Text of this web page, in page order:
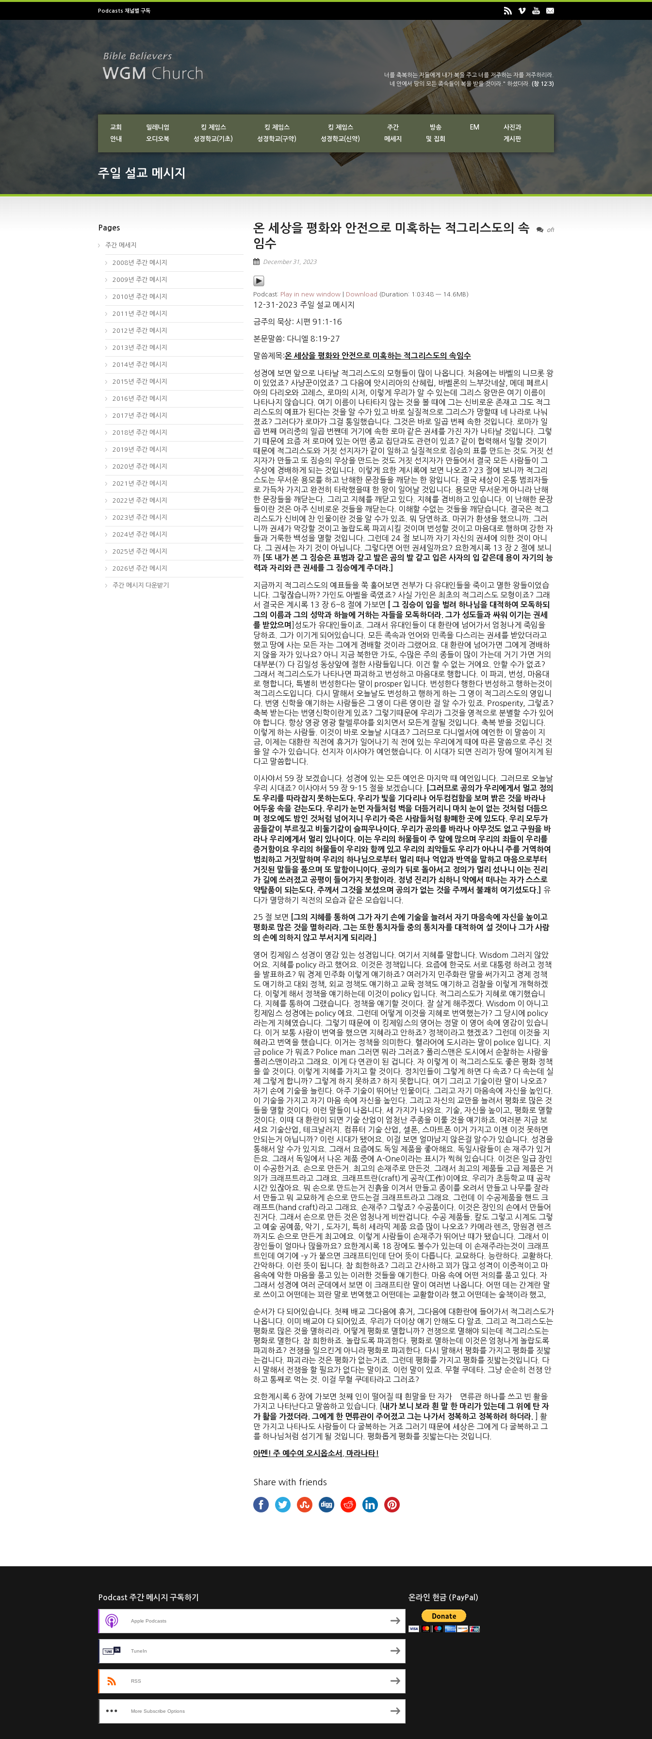
Podcasts 채널별 구독
너를 축복하는 자들에게 내가 복을 주고 너를 저주하는 자를 저주하리라.
네 안에서 땅의 모든 족속들이 복을 받을 것이라." 하셨더라. (창 12:3)
교회
안내
밀레니엄
오디오북
킹 제임스
성경학교(기초)
킹 제임스
성경학교(구약)
킹 제임스
성경학교(신약)
주간
메세지
방송
및 집회
EM
사진과
게시판
주일 설교 메시지
off
온 세상을 평화와 안전으로 미혹하는 적그리스도의 속
임수
December 31, 2023
Podcast: Play in new window Download (Duration: 1:03:48 — 14.6MB)
12-31-2023 주일 설교 메시지
금주의 묵상: 시편 91:1-16
본문말씀: 다니엘 8:19-27
말씀제목:온 세상을 평화와 안전으로 미혹하는 적그리스도의 속임수
성경에 보면 앞으로 나타날 적그리스도의 모형들이 많이 나옵니다. 처음에는 바벨의 니므롯 왕
이 있었죠? 사냥꾼이었죠? 그 다음에 앗시리아의 산헤립, 바벨론의 느부갓네살, 메데 페르시
아의 다리오와 고레스, 로마의 시저, 이렇게 우리가 알 수 있는데 그리스 왕만은 여기 이름이
나타나지 않습니다. 여기 이름이 나타타지 않는 것을 볼 때에 그는 신비로운 존재고 그도 적그
리스도의 예표가 된다는 것을 알 수가 있고 바로 실질적으로 그리스가 망할때 네 나라로 나눠
졌죠? 그러다가 로마가 그걸 통일했습니다. 그것은 바로 일곱 번째 속한 것입니다. 로마가 일
곱 번째 머리중의 일곱 번짼데 거기에 속한 로마 같은 권세를 가진 자가 나타날 것입니다. 그렇
기 때문에 요즘 저 로마에 있는 어떤 종교 집단과도 관련이 있죠? 같이 협력해서 일할 것이기
때문에 적그리스도와 거짓 선지자가 같이 일하고 실질적으로 짐승의 표를 만드는 것도 거짓 선
지자가 만들고 또 짐승의 우상을 만드는 것도 거짓 선지자가 만들어서 결국 모든 사람들이 그
우상에 경배하게 되는 것입니다. 이렇게 요한 계시록에 보면 나오죠? 23 절에 보니까 적그리
스도는 무서운 용모를 하고 난해한 문장들을 깨닫는 한 왕입니다. 결국 세상이 온통 범죄자들
로 가득차 가지고 완전히 타락했을때 한 왕이 일어날 것입니다. 용모만 무서운게 아니라 난해
한 문장들을 깨닫는다. 그리고 지혜를 깨닫고 있다. 지혜를 겸비하고 있습니다. 이 난해한 문장
들이란 것은 아주 신비로운 것들을 깨닫는다. 이해할 수없는 것들을 깨닫습니다. 결국은 적그
리스도가 신비에 찬 인물이란 것을 알 수가 있죠. 뭐 당연하죠. 마귀가 환생을 했으니까. 그러
니까 권세가 막강할 것이고 놀랍도록 파괴시킬 것이며 번성할 것이고 마음대로 행하며 강한 자
들과 거룩한 백성을 멸할 것입니다. 그런데 24 절 보니까 자기 자신의 권세에 의한 것이 아니
다. 그 권세는 자기 것이 아닙니다. 그렇다면 어떤 권세일까요? 요한계시록 13 장 2 절에 보니
까
또 내가 본 그 짐승은 표범과 같고 발은 곰의 발 같고 입은 사자의 입 같은데 용이 자기의 능
력과 자리와 큰 권세를 그 짐승에게 주더라
지금까지 적그리스도의 예표들을 쭉 훌어보면 전부가 다 유대인들을 죽이고 멸한 왕들이었습
니다. 그렇잖습니까? 가인도 아벨을 죽였죠? 사실 가인은 최초의 적그리스도 모형이죠? 그래
서 결국은 계시록 13 장 6~8 절에 가보면
그 짐승이
입을 벌려 하나님을 대적하여 모독하되
그의 이름과 그의 성막과 하늘에 거하는 자들을 모독하더라 그가 성도들과 싸워 이기는 권세
를 받았으며
]성도가 유대인들이죠. 그래서 유대인들이 대 환란에 넘어가서 엄청나게 죽임을
당하죠. 그가 이기게 되어있습니다. 모든 족속과 언어와 민족을 다스리는 권세를 받았더라고
했고 땅에 사는 모든 자는 그에게 경배할 것이라 그랬어요. 대 환란에 넘어가면 그에게 경배하
지 않을 자가 있나요? 아니 지금 북한만 가도, 수많은 주의 종들이 많이 가는데 거기 가면 거의
대부분(?) 다 김일성 동상앞에 절한 사람들입니다. 이건 할 수 없는 거에요. 안할 수가 없죠?
그래서 적그리스도가 나타나면 파괴하고 번성하고 마음대로 행합니다. 이 파괴, 번성, 마음대
로 행합니다, 특별히 번성한다는 말이 prosper 입니다. 번성한다 행한다 번성하고 행하는것이
적그리스도입니다. 다시 말해서 오늘날도 번성하고 행하게 하는 그 영이 적그리스도의 영입니
다. 번영 신학을 얘기하는 사람들은 그 영이 다른 영이란 걸 알 수가 있죠. Prosperity, 그렇죠?
축복 받는다는 번영신학이란게 있죠? 그렇기때문에 우리가 그것을 영적으로 분별할 수가 있어
야 합니다. 항상 영광 영광 할렐루야를 외치면서 모든게 잘될 것입니다. 축복 받을 것입니다.
이렇게 하는 사람들. 이것이 바로 오늘날 시대죠? 그러므로 다니엘서에 예언한 이 말씀이 지
금, 이제는 대환란 직전에 휴거가 일어나기 직 전에 있는 우리에게 때에 따른 말씀으로 주신 것
을 알 수가 있습니다. 선지자 이사야가 예언했습니다. 이 시대가 되면 진리가 땅에 떨어지게 된
다고 말씀합니다.
이사야서 59 장 보겠습니다. 성경에 있는 모든 예언은 마지막 때 예언입니다. 그러므로 오늘날
우리 시대죠? 이사야서 59 장 9-15 절을 보겠습니다.
그러므로 공의가 우리에게서 멀고 정의
도 우리를 따라잡지 못하는도다 우리가 빛을 기다리나 어두컴컴함을 보며 밝은 것을 바라나
어두움 속을 걷는도다 우리가 눈먼 자들처럼 벽을 더듬거리니 마치 눈이 없는 것처럼 더듬으
며 정오에도 밤인 것처럼 넘어지니 우리가 죽은 사람들처럼 황폐한 곳에 있도다 우리 모두가
곰들같이 부르짖고 비둘기같이 슬피우나이다 우리가 공의를 바라나 아무것도 없고 구원을 바
라나 우리에게서 멀리 있나이다 이는 우리의 허물들이 주 앞에 많으며 우리의 죄들이 우리를
증거함이요 우리의 허물들이 우리와 함께 있고 우리의 죄악들도 우리가 아나니 주를 거역하여
범죄하고 거짓말하며 우리의 하나님으로부터 멀리 떠나 억압과 반역을 말하고 마음으로부터
거짓된 말들을 품으며 또 말함이니이다 공의가 뒤로 돌아서고 정의가 멀리 섰나니 이는 진리
가 길에 쓰러졌고 공평이 들어가지 못함이라 정녕 진리가 쇠하니 악에서 떠나는 자가 스스로
약탈품이 되는도다 주께서 그것을 보셨으며 공의가 없는 것을 주께서 불쾌히 여기셨도다
유
다가 멸망하기 직전의 모습과 같은 모습입니다.
25 절 보면
그의 지혜를 통하여 그가 자기 손에 기술을 늘려서 자기 마음속에 자신을 높이고
평화로 많은 것을 멸하리라 그는 또한 통치자들 중의 통치자를 대적하여 설 것이나 그가 사람
의 손에 의하지 않고 부서지게 되리라
영어 킹제임스 성경이 영감 있는 성경입니다. 여기서 지혜를 말합니다. Wisdom 그러지 않았
어요. 지혜를 policy 라고 했어요. 이것은 정책입니다. 요즘에 한국도 서로 대통령 하려고 정책
을 발표하죠? 뭐 경제 민주화 이렇게 얘기하죠? 여러가지 민주화란 말을 써가지고 경제 정책
도 애기하고 대외 정책, 외교 정책도 얘기하고 교육 정책도 얘기하고 검찰을 이렇게 개혁하겠
다. 이렇게 해서 정책을 얘기하는데 이것이 policy 입니다. 적그리스도가 지혜로 얘기했습니
다. 지혜를 통하여 그랬습니다. 정책을 얘기할 것이다. 잘 살게 해주겠다. Wisdom 이 아니고
킹제임스 성경에는 policy 에요. 그런데 어떻게 이것을 지혜로 번역했는가? 그 당시에 policy
라는게 지혜였습니다. 그렇기 때문에 이 킹제임스의 영어는 정말 이 영어 속에 영감이 있습니
다. 이거 보통 사람이 번역을 했으면 지혜라고 안하죠? 정책이라고 했겠죠? 그런데 이것을 지
혜라고 번역을 했습니다. 이거는 정책을 의미한다. 헬라어에 도시라는 말이 police 입니다. 지
금 police 가 뭐죠? Police man 그러면 뭐라 그러죠? 폴리스맨은 도시에서 순찰하는 사람을
폴리스맨이라고 그래요. 이게 다 연관이 된 겁니다. 자 이렇게 이 적그리스도도 좋은 평화 정책
을 쓸 것이다. 이렇게 지혜를 가지고 할 것이다. 정치인들이 그렇게 하면 다 속죠? 다 속는데 실
제 그렇게 합니까? 그렇게 하지 못하죠? 하지 못합니다. 여기 그리고 기술이란 말이 나오죠?
자기 손에 기술을 늘린다. 아주 기술이 뛰어난 인물이다. 그리고 자기 마음속에 자신을 높인다.
이 기술을 가지고 자기 마음 속에 자신을 높인다. 그리고 자신의 교만을 늘려서 평화로 많은 것
들을 멸할 것이다. 이런 말들이 나옵니다. 세 가지가 나와요. 기술, 자신을 높이고, 평화로 멸할
것이다. 이때 대 환란이 되면 기술 산업이 엄청난 주종을 이룰 것을 얘기하죠. 여러분 지금 보
세요 기술산업, 테크날러지. 컴퓨터 기술 산업, 셀폰, 스마트폰 이거 가지고 이젠 이것 못하면
안되는거 아닙니까? 이런 시대가 됐어요. 이걸 보면 얼마남지 않은걸 알수가 있습니다. 성경을
통해서 알 수가 있지요. 그래서 요즘에도 독일 제품을 좋아해요. 독일사람들이 손 재주가 있거
든요. 그래서 독일에서 나온 제품 중에 A-One이라는 표시가 찍혀 있습니다. 이것은 일급 장인
이 수공한거죠. 손으로 만든거. 최고의 손재주로 만든것. 그래서 최고의 제품들 고급 제품은 거
의가 크래프트라고 그래요. 크래프트란(craft)게 공작(工作)이에요. 우리가 초등학교 때 공작
시간 있잖아요. 뭐 손으로 만드는거 진흙을 이겨서 만들고 종이를 오려서 만들고 나무를 잘라
서 만들고 뭐 교묘하게 손으로 만드는걸 크래프트라고 그래요. 그런데 이 수공제품을 핸드 크
래프트(hand craft)라고 그래요. 손재주? 그렇죠? 수공품이다. 이것은 장인의 손에서 만들어
진거다. 그래서 손으로 만든 것은 엄청나게 비싼겁니다. 수공 제품들. 칼도 그렇고 시계도 그렇
고 예술 공예품, 악기 , 도자기, 특히 세라믹 제품 요즘 많이 나오죠? 카메라 렌즈, 망원경 렌즈
까지도 손으로 만든게 최고에요. 이렇게 사람들이 손재주가 뛰어난 때가 됐습니다. 그래서 이
장인들이 얼마나 많을까요? 요한계시록 18 장에도 볼수가 있는데 이 손재주라는것이 크래프
트인데 여기에 –y 가 붙으면 크래프티인데 단어 뜻이 다릅니다. 교묘하다. 능란하다. 교활하다.
간악하다. 이런 뜻이 됩니다. 참 희한하죠? 그리고 간사하고 꾀가 많고 성격이 이중적이고 마
음속에 악한 마음을 품고 있는 이러한 것들을 얘기한다. 마음 속에 어떤 저의를 품고 있다. 자
그래서 성경에 여러 군데에서 보면 이 크래프티란 말이 여러번 나옵니다. 어떤 데는 간계란 말
로 쓰이고 어떤데는 꾀란 말로 번역했고 어떤데는 교활함이라 했고 어떤데는 술책이라 했고,
순서가 다 되어있습니다. 첫째 배교 그다음에 휴거, 그다음에 대환란에 들어가서 적그리스도가
나옵니다. 이미 배교야 다 되어있죠. 우리가 더이상 얘기 안해도 다 알죠. 그리고 적그리스도는
평화로 많은 것을 멸하리라. 어떻게 평화로 멸합니까? 전쟁으로 멸해야 되는데 적그리스도는
평화로 멸한다. 참 희한하죠. 놀랍도록 파괴한다. 평화로 멸하는데 이것은 엄청나게 놀랍도록
파괴하죠? 전쟁을 일으킨게 아니라 평화로 파괴한다. 다시 말해서 평화를 가지고 평화를 짓밟
는겁니다. 파괴라는 것은 평화가 없는거죠. 그런데 평화를 가지고 평화를 짓밟는것입니다. 다
시 말해서 전쟁을 할 필요가 없다는 말이죠. 이런 말이 있죠. 무혈 쿠데타. 그냥 순순히 전쟁 안
하고 통째로 먹는 것. 이걸 무혈 쿠데타라고 그러죠?
요한계시록 6 장에 가보면 첫째 인이 떨어질 때 흰말을 탄 자가 면류관 하나를 쓰고 빈 활을
가지고 나타난다고 말씀하고 있습니다. { 내가 보니 보라 흰 말 한 마리가 있는데 그 위에 탄 자
가 활을 가졌더라 그에게 한 면류관이 주어졌고 그는 나가서 정복하고 정복하려 하더라
] 활
만 가지고 나타나도 사람들이 다 굴복하는 거죠 그러기 때문에 세상은 그에게 다 굴복하고 그
를 하나님처럼 섬기게 될 것입니다. 평화롭게 평화를 짓밟는다는 것입니다.
아멘 ! 주 예수여 오시옵소서. 마라나타!
Share with friends
Pages
주간 메세지
2008년 주간 메시지
2009년 주간 메시지
2010년 주간 메시지
2011년 주간 메시지
2012년 주간 메시지
2013년 주간 메시지
2014년 주간 메시지
2015년 주간 메시지
2016년 주간 메시지
2017년 주간 메시지
2018년 주간 메시지
2019년 주간 메시지
2020년 주간 메시지
2021년 주간 메시지
2022년 주간 메시지
2023년 주간 메시지
2024년 주간 메시지
2025년 주간 메시지
2026년 주간 메시지
주간 메시지 다운받기
Podcast 주간 메시지 구독하기
Apple Podcasts
TuneIn
RSS
More Subscribe Options
온라인 헌금 (PayPal)